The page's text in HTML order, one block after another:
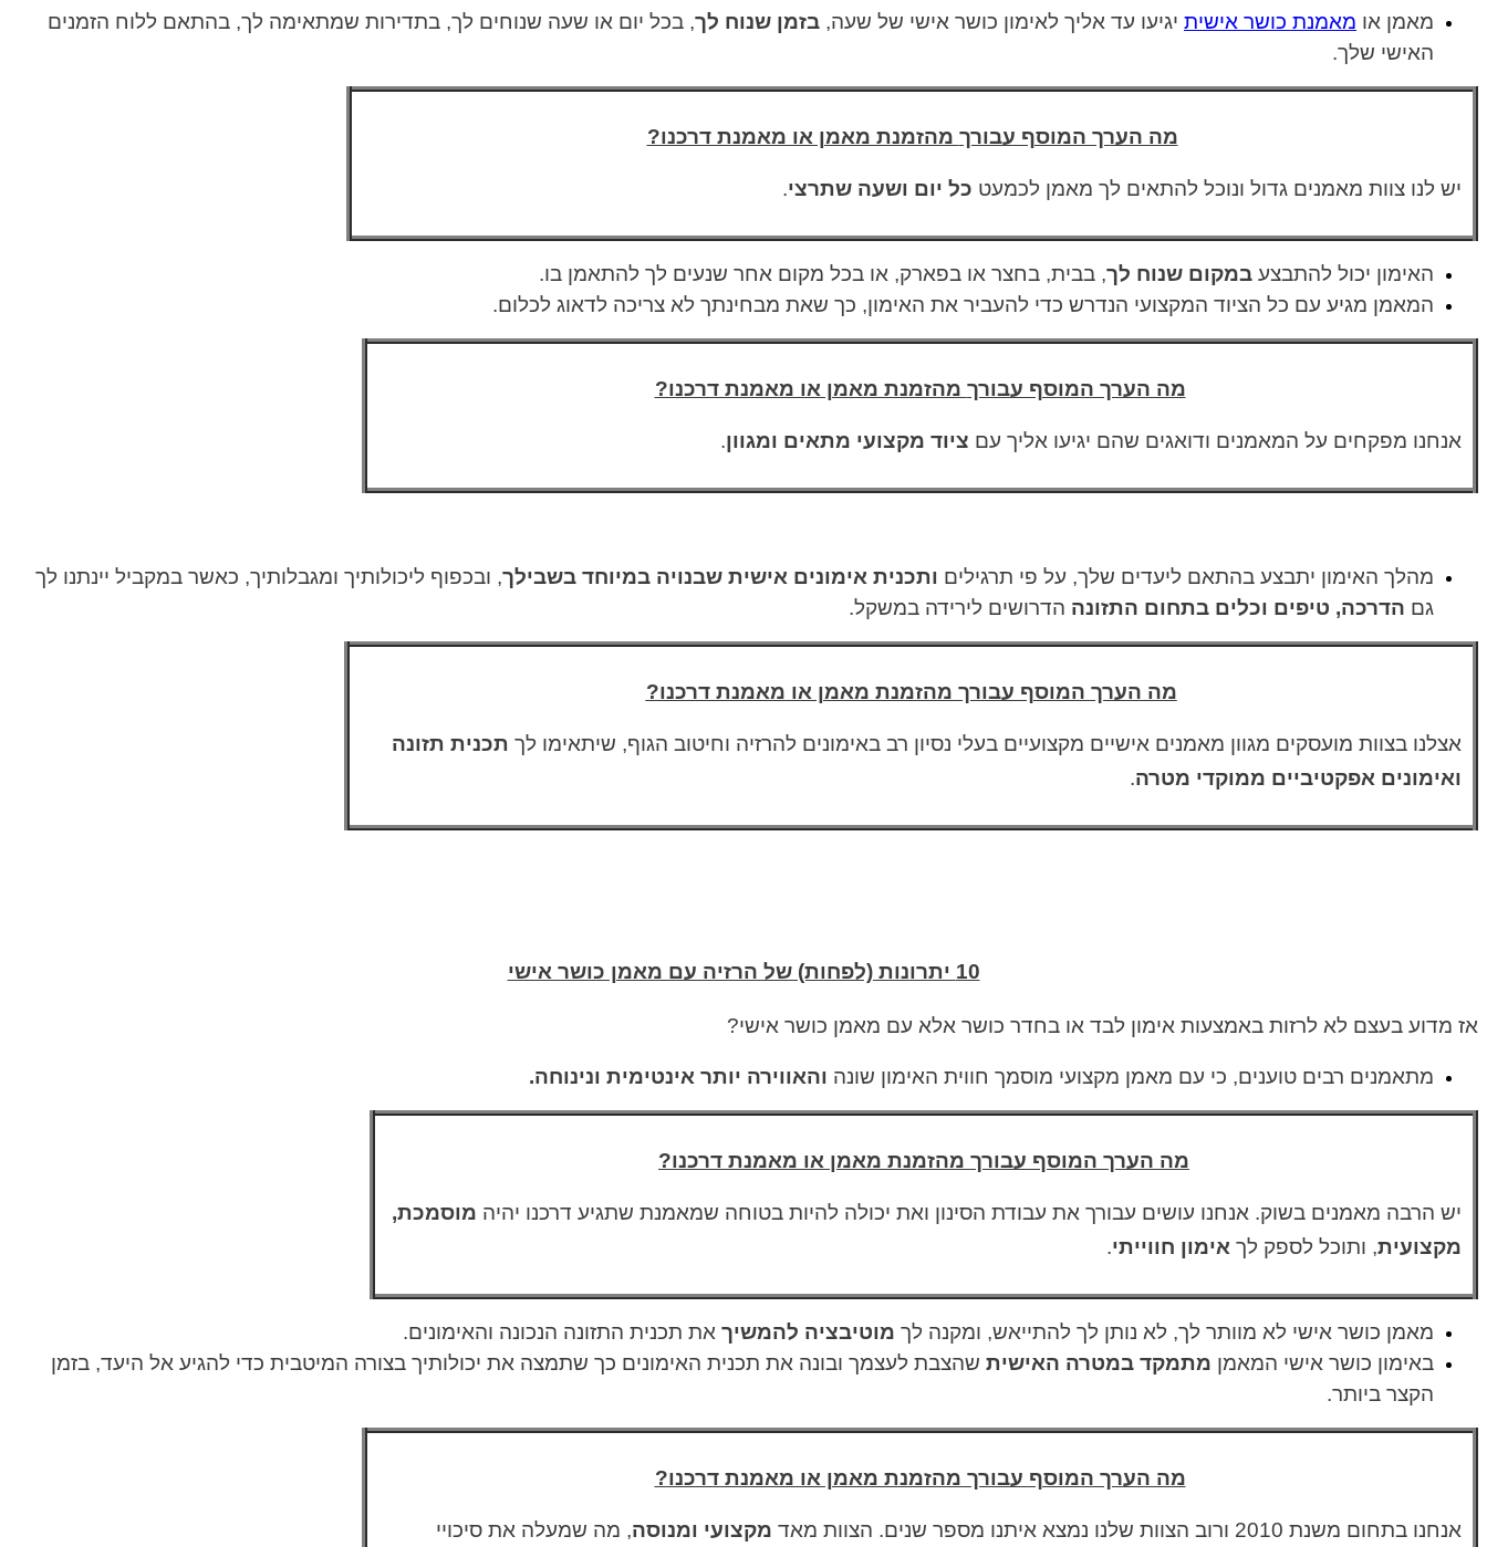
מאמן או מאמנת כושר אישית יגיעו עד אליך לאימון כושר אישי של שעה, בזמן שנוח לך, בכל יום או שעה שנוחים לך, בתדירות שמתאימה לך, בהתאם ללוח הזמנים
האישי שלך.
מה הערך המוסף עבורך מהזמנת מאמן או מאמנת דרכנו?
יש לנו צוות מאמנים גדול ונוכל להתאים לך מאמן לכמעט כל יום ושעה שתרצי.
האימון יכול להתבצע במקום שנוח לך, בבית, בחצר או בפארק, או בכל מקום אחר שנעים לך להתאמן בו.
המאמן מגיע עם כל הציוד המקצועי הנדרש כדי להעביר את האימון, כך שאת מבחינתך לא צריכה לדאוג לכלום.
מה הערך המוסף עבורך מהזמנת מאמן או מאמנת דרכנו?
אנחנו מפקחים על המאמנים ודואגים שהם יגיעו אליך עם ציוד מקצועי מתאים ומגוון.
מהלך האימון יתבצע בהתאם ליעדים שלך, על פי תרגילים ותכנית אימונים אישית שבנויה במיוחד בשבילך, ובכפוף ליכולותיך ומגבלותיך, כאשר במקביל יינתנו לך
גם הדרכה, טיפים וכלים בתחום התזונה הדרושים לירידה במשקל.
מה הערך המוסף עבורך מהזמנת מאמן או מאמנת דרכנו?
אצלנו בצוות מועסקים מגוון מאמנים אישיים מקצועיים בעלי נסיון רב באימונים להרזיה וחיטוב הגוף, שיתאימו לך תכנית תזונה
ואימונים אפקטיביים ממוקדי מטרה.
10 יתרונות (לפחות) של הרזיה עם מאמן כושר אישי
אז מדוע בעצם לא לרזות באמצעות אימון לבד או בחדר כושר אלא עם מאמן כושר אישי?
מתאמנים רבים טוענים, כי עם מאמן מקצועי מוסמך חווית האימון שונה והאווירה יותר אינטימית ונינוחה.
מה הערך המוסף עבורך מהזמנת מאמן או מאמנת דרכנו?
יש הרבה מאמנים בשוק. אנחנו עושים עבורך את עבודת הסינון ואת יכולה להיות בטוחה שמאמנת שתגיע דרכנו יהיה מוסמכת,
מקצועית, ותוכל לספק לך אימון חווייתי.
מאמן כושר אישי לא מוותר לך, לא נותן לך להתייאש, ומקנה לך מוטיבציה להמשיך את תכנית התזונה הנכונה והאימונים.
באימון כושר אישי המאמן מתמקד במטרה האישית שהצבת לעצמך ובונה את תכנית האימונים כך שתמצה את יכולותיך בצורה המיטבית כדי להגיע אל היעד, בזמן
הקצר ביותר.
מה הערך המוסף עבורך מהזמנת מאמן או מאמנת דרכנו?
אנחנו בתחום משנת 2010 ורוב הצוות שלנו נמצא איתנו מספר שנים. הצוות מאד מקצועי ומנוסה, מה שמעלה את סיכויי